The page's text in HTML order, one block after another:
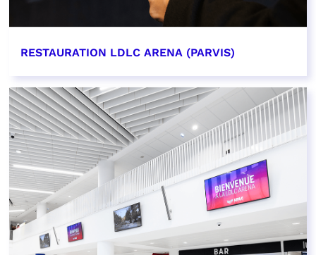
RESTAURATION LDLC ARENA (PARVIS)
EN SAVOIR PLUS